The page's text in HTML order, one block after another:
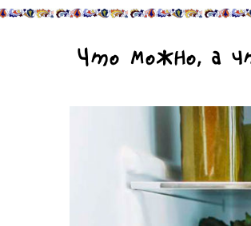
Что можно, а